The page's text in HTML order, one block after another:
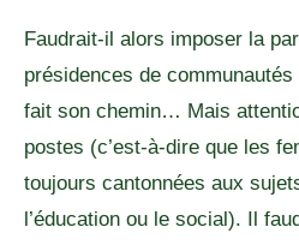
Faudrait-il alors imposer la
présidences de communautés
fait son chemin… Mais
postes (c’est-à-dire que les
toujours cantonnées aux
l’éducation ou le social). Il